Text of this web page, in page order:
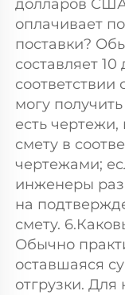
долларов США
оплачивает
поставки?
составляет
соответствии
могу
есть
смету в
чертежами;
инженеры
на
смету.
Обычно
оставшаяся
отгрузки.